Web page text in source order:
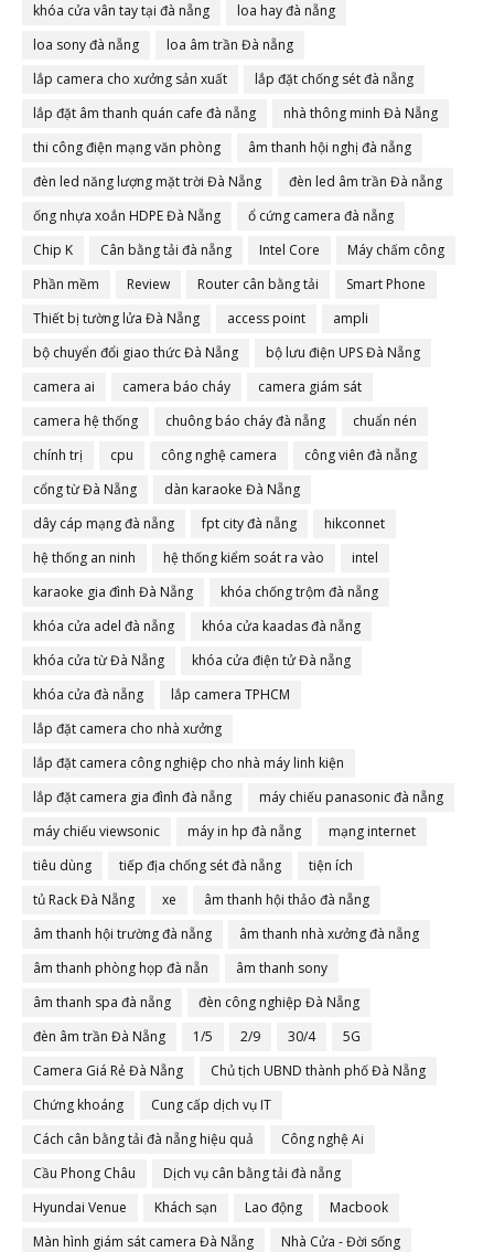
khóa cửa vân tay tại đà nẵng
loa hay đà nẵng
loa sony đà nẵng
loa âm trần Đà nẵng
lắp camera cho xưởng sản xuất
lắp đặt chống sét đà nẵng
lắp đặt âm thanh quán cafe đà nẵng
nhà thông minh Đà Nẵng
thi công điện mạng văn phòng
âm thanh hội nghị đà nẵng
đèn led năng lượng mặt trời Đà Nẵng
đèn led âm trần Đà nẵng
ống nhựa xoắn HDPE Đà Nẵng
ổ cứng camera đà nẵng
Chip K
Cân bằng tải đà nẵng Intel Core
Máy chấm công
Phần mềm
Review Router cân bằng tải
Smart Phone
Thiết bị tường lửa Đà Nẵng
access point
ampli
bộ chuyển đổi giao thức Đà Nẵng
bộ lưu điện UPS Đà Nẵng
camera ai
camera báo cháy
camera giám sát
camera hệ thống
chuông báo cháy đà nẵng
chuẩn nén
chính trị
cpu công nghệ camera
công viên đà nẵng
cổng từ Đà Nẵng
dàn karaoke Đà Nẵng
dây cáp mạng đà nẵng
fpt city đà nẵng
hikconnet
hệ thống an ninh
hệ thống kiểm soát ra vào
intel
karaoke gia đình Đà Nẵng
khóa chống trộm đà nẵng
khóa cửa adel đà nẵng
khóa cửa kaadas đà nẵng
khóa cửa từ Đà Nẵng
khóa cửa điện tử Đà nẵng
khóa cửa đà nẵng
lắp camera TPHCM
lắp đặt camera cho nhà xưởng
lắp đặt camera công nghiệp cho nhà máy linh kiện
lắp đặt camera gia đình đà nẵng
máy chiếu panasonic đà nẵng
máy chiếu viewsonic
máy in hp đà nẵng
mạng internet
tiêu dùng
tiếp địa chống sét đà nẵng
tiện ích
tủ Rack Đà Nẵng
xe
âm thanh hội thảo đà nẵng
âm thanh hội trường đà nẵng
âm thanh nhà xưởng đà nẵng
âm thanh phòng họp đà nẵn
âm thanh sony
âm thanh spa đà nẵng
đèn công nghiệp Đà Nẵng
đèn âm trần Đà Nẵng
1/5 2/9 30/4
5G
Camera Giá Rẻ Đà Nẵng
Chủ tịch UBND thành phố Đà Nẵng
Chứng khoáng
Cung cấp dịch vụ IT
Cách cân bằng tải đà nẵng hiệu quả
Công nghệ Ai
Cầu Phong Châu
Dịch vụ cân bằng tải đà nẵng
Hyundai Venue
Khách sạn Lao động
Macbook
Màn hình giám sát camera Đà Nẵng
Nhà Cửa - Đời sống